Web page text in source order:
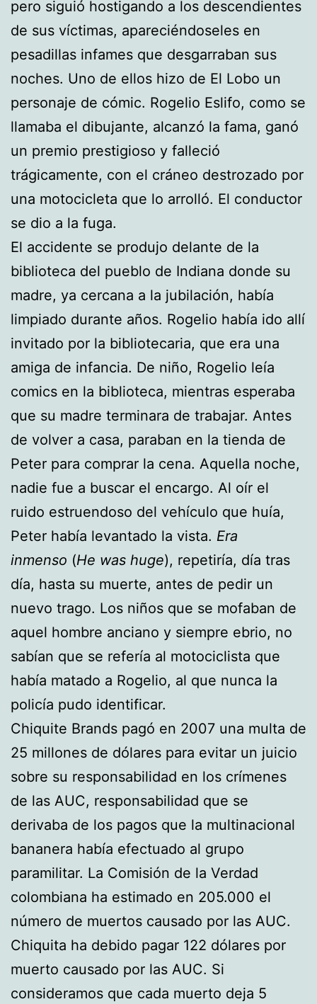
pero siguió hostigando a los descendientes
de sus víctimas, apareciéndoseles en
pesadillas infames que desgarraban sus
noches. Uno de ellos hizo de El Lobo un
personaje de cómic. Rogelio Eslifo, como se
llamaba el dibujante, alcanzó la fama, ganó
un premio prestigioso y falleció
trágicamente, con el cráneo destrozado por
una motocicleta que lo arrolló. El conductor
se dio a la fuga.
El accidente se produjo delante de la
biblioteca del pueblo de Indiana donde su
madre, ya cercana a la jubilación, había
limpiado durante años. Rogelio había ido allí
invitado por la bibliotecaria, que era una
amiga de infancia. De niño, Rogelio leía
comics en la biblioteca, mientras esperaba
que su madre terminara de trabajar. Antes
de volver a casa, paraban en la tienda de
Peter para comprar la cena. Aquella noche,
nadie fue a buscar el encargo. Al oír el
ruido estruendoso del vehículo que huía,
Peter había levantado la vista. Era
inmenso (He was huge), repetiría, día tras
día, hasta su muerte, antes de pedir un
nuevo trago. Los niños que se mofaban de
aquel hombre anciano y siempre ebrio, no
sabían que se refería al motociclista que
había matado a Rogelio, al que nunca la
policía pudo identificar.
Chiquite Brands pagó en 2007 una multa de
25 millones de dólares para evitar un juicio
sobre su responsabilidad en los crímenes
de las AUC, responsabilidad que se
derivaba de los pagos que la multinacional
bananera había efectuado al grupo
paramilitar. La Comisión de la Verdad
colombiana ha estimado en 205.000 el
número de muertos causado por las AUC.
Chiquita ha debido pagar 122 dólares por
muerto causado por las AUC. Si
consideramos que cada muerto deja 5